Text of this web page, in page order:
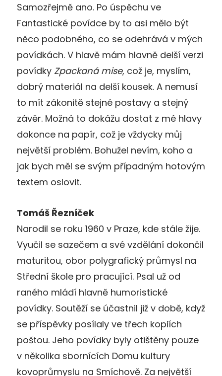
Samozřejmě ano. Po úspěchu ve
Fantastické povídce by to asi mělo být
něco podobného, co se odehrává v mých
povídkách. V hlavě mám hlavně delší verzi
povídky Zpackaná mise, což je, myslím,
dobrý materiál na delší kousek. A nemusí
to mít zákonitě stejné postavy a stejný
závěr. Možná to dokážu dostat z mé hlavy
dokonce na papír, což je vždycky můj
největší problém. Bohužel nevím, koho a
jak bych měl se svým případným hotovým
textem oslovit.
Tomáš Řezníček
Narodil se roku 1960 v Praze, kde stále žije.
Vyučil se sazečem a své vzdělání dokončil
maturitou, obor polygrafický průmysl na
Střední škole pro pracující. Psal už od
raného mládí hlavně humoristické
povídky. Soutěží se účastnil již v době, když
se příspěvky posílaly ve třech kopiích
poštou. Jeho povídky byly otištěny pouze
v několika sbornících Domu kultury
kovoprůmyslu na Smíchově. Za největší